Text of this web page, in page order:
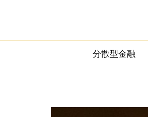
content
分散型金融